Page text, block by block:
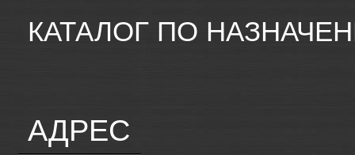
КАТАЛОГ ПО
АДРЕС